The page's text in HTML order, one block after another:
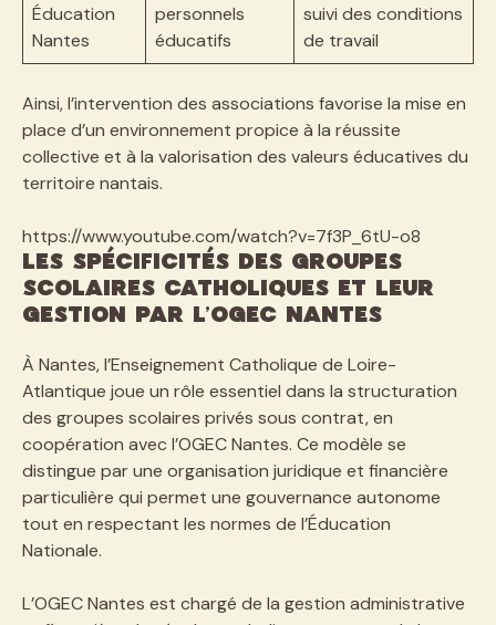
Éducation
Nantes
personnels
éducatifs
suivi des conditions
de travail
Ainsi, l’intervention des associations favorise la mise en
place d’un environnement propice à la réussite
collective et à la valorisation des valeurs éducatives du
territoire nantais.
https://www.youtube.com/watch?v=7f3P_6tU-o8
Les spécificités des groupes
scolaires catholiques et leur
gestion par l’OGEC Nantes
À Nantes, l’Enseignement Catholique de Loire-
Atlantique joue un rôle essentiel dans la structuration
des groupes scolaires privés sous contrat, en
coopération avec l’OGEC Nantes. Ce modèle se
distingue par une organisation juridique et financière
particulière qui permet une gouvernance autonome
tout en respectant les normes de l’Éducation
Nationale.
L’OGEC Nantes est chargé de la gestion administrative